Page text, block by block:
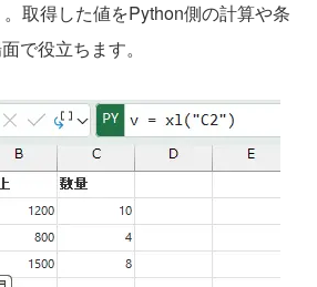
取得した値をPython側の計算や条
で役立ちます。